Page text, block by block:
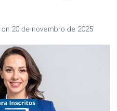
on 20 de novembro de 2025